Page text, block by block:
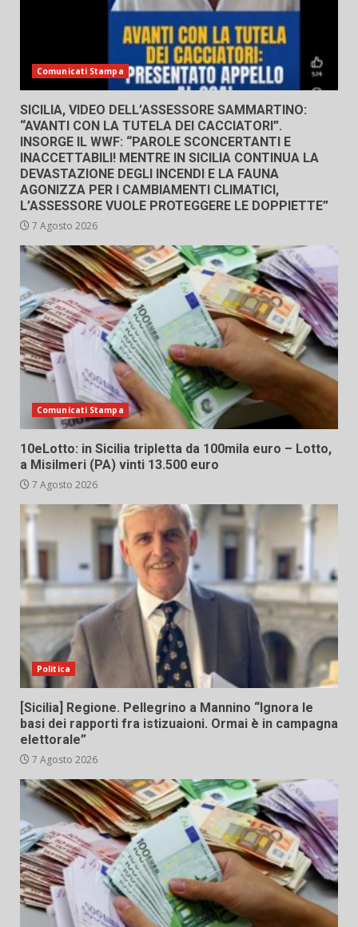
Comunicati Stampa
SICILIA, VIDEO DELL’ASSESSORE SAMMARTINO:
“AVANTI CON LA TUTELA DEI CACCIATORI”.
INSORGE IL WWF: “PAROLE SCONCERTANTI E
INACCETTABILI! MENTRE IN SICILIA CONTINUA LA
DEVASTAZIONE DEGLI INCENDI E LA FAUNA
AGONIZZA PER I CAMBIAMENTI CLIMATICI,
L’ASSESSORE VUOLE PROTEGGERE LE DOPPIETTE”
7 Agosto 2026
Comunicati Stampa
10eLotto: in Sicilia tripletta da 100mila euro – Lotto,
a Misilmeri (PA) vinti 13.500 euro
7 Agosto 2026
Politica
[Sicilia] Regione. Pellegrino a Mannino “Ignora le
basi dei rapporti fra istizuaioni. Ormai è in campagna
elettorale”
7 Agosto 2026